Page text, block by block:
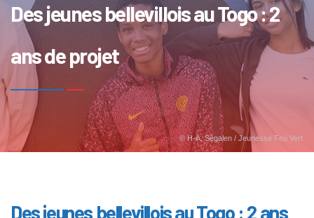
Des jeunes bellevillois au Togo : 2
ans de projet
© H-A. Ségalen / Jeunesse Feu Vert
Des jeunes bellevillois au Togo : 2 ans